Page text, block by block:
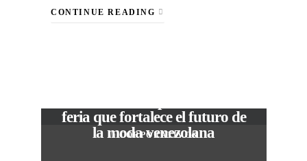
CONTINUE READING
In CORPORATIVOS
feria que fortalece el futuro de
la moda venezolana